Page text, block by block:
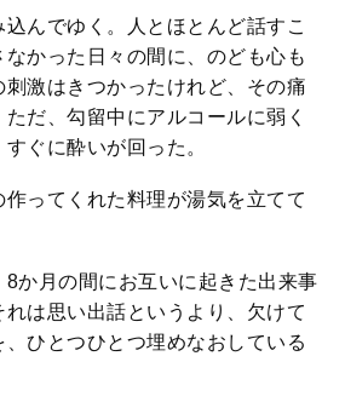
んでゆく。人とほとんど話すこ
かった日々の間に、のども心も
激はきつかったけれど、その痛
だ、勾留中にアルコールに弱く
ぐに酔いが回った。
ってくれた料理が湯気を立てて
8か月の間にお互いに起きた出来事
は思い出話というより、欠けて
ひとつひとつ埋めなおしている